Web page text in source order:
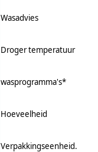
Wasadvies
Droger temperatuur
wasprogramma's*
Hoeveelheid
Verpakkingseenheid.